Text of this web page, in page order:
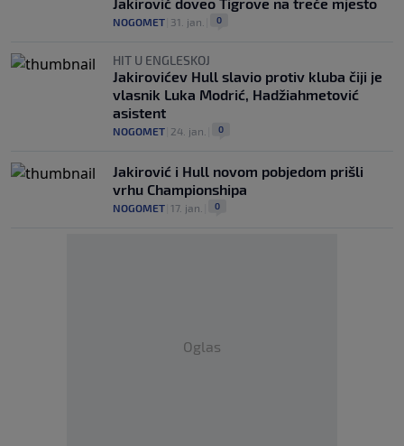
NOGOMET 31. jan. 0
HIT U ENGLESKOJ
Jakirovićev Hull slavio protiv kluba čiji je
vlasnik Luka Modrić, Hadžiahmetović
asistent
NOGOMET 24. jan. 0
Jakirović i Hull novom pobjedom prišli
vrhu Championshipa
NOGOMET 17. jan. 0
Oglas